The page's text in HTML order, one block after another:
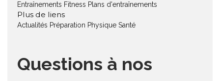
Entraînements Fitness Plans d'entraînements
Plus de liens
Actualités Préparation Physique Santé
Questions à nos